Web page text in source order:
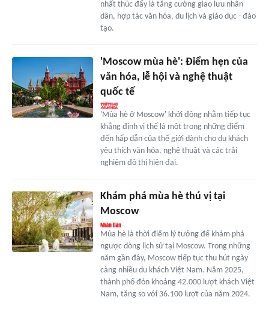
nhất thúc đẩy là tăng cường giao lưu nhân
dân, hợp tác văn hóa, du lịch và giáo dục - đào
tạo.
'Moscow mùa hè': Điểm hẹn của
văn hóa, lễ hội và nghệ thuật
quốc tế
'Mùa hè ở Moscow' khởi động nhằm tiếp tục
khẳng định vị thế là một trong những điểm
đến hấp dẫn của thế giới dành cho du khách
yêu thích văn hóa, nghệ thuật và các trải
nghiệm đô thị hiện đại.
Khám phá mùa hè thú vị tại
Moscow
Mùa hè là thời điểm lý tưởng để khám phá
ngược dòng lịch sử tại Moscow. Trong những
năm gần đây, Moscow tiếp tục thu hút ngày
càng nhiều du khách Việt Nam. Năm 2025,
thành phố đón khoảng 42.000 lượt khách Việt
Nam, tăng so với 36.100 lượt của năm 2024.